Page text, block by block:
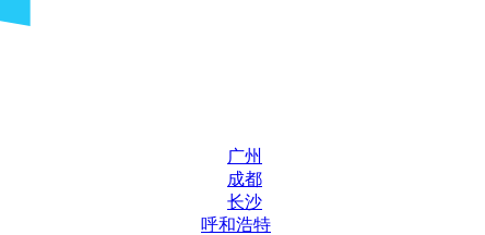
广州
成都
长沙
呼和浩特